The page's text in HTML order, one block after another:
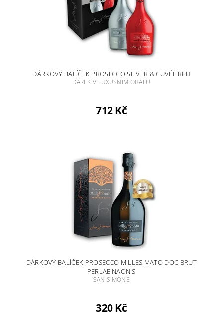
DÁRKOVÝ BALÍČEK PROSECCO SILVER & CUVÉE RED
DÁREK V LUXUSNÍM OBALU
712 Kč
DÁRKOVÝ BALÍČEK PROSECCO MILLESIMATO DOC BRUT
PERLAE NAONIS
SAN SIMONE
320 Kč